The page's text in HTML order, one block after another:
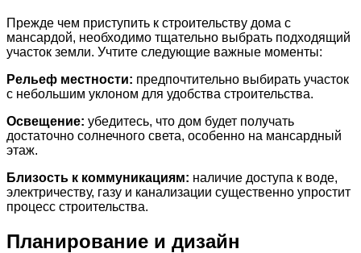
Прежде чем приступить к строительству дома с
мансардой, необходимо тщательно выбрать подходящий
участок земли. Учтите следующие важные моменты:
Рельеф местности: предпочтительно выбирать участок
с небольшим уклоном для удобства строительства.
Освещение: убедитесь, что дом будет получать
достаточно солнечного света, особенно на мансардный
этаж.
Близость к коммуникациям: наличие доступа к воде,
электричеству, газу и канализации существенно упростит
процесс строительства.
Планирование и дизайн